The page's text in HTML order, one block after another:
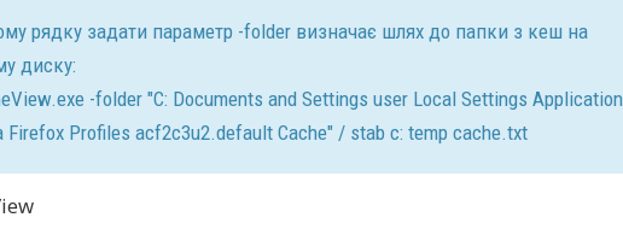
рядку задати параметр -folder визначає шлях до папки з кеш на
диску:
-folder "C: Documents and Settings user Local Settings Application
Firefox Profiles acf2c3u2.default Cache" / stab c: temp cache.txt